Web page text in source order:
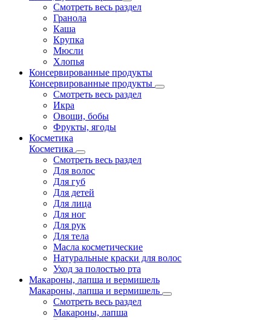
Смотреть весь раздел
Гранола
Каша
Крупка
Мюсли
Хлопья
Консервированные продукты
Консервированные продукты
Смотреть весь раздел
Икра
Овощи, бобы
Фрукты, ягоды
Косметика
Косметика
Смотреть весь раздел
Для волос
Для губ
Для детей
Для лица
Для ног
Для рук
Для тела
Масла косметические
Натуральные краски для волос
Уход за полостью рта
Макароны, лапша и вермишель
Макароны, лапша и вермишель
Смотреть весь раздел
Макароны, лапша